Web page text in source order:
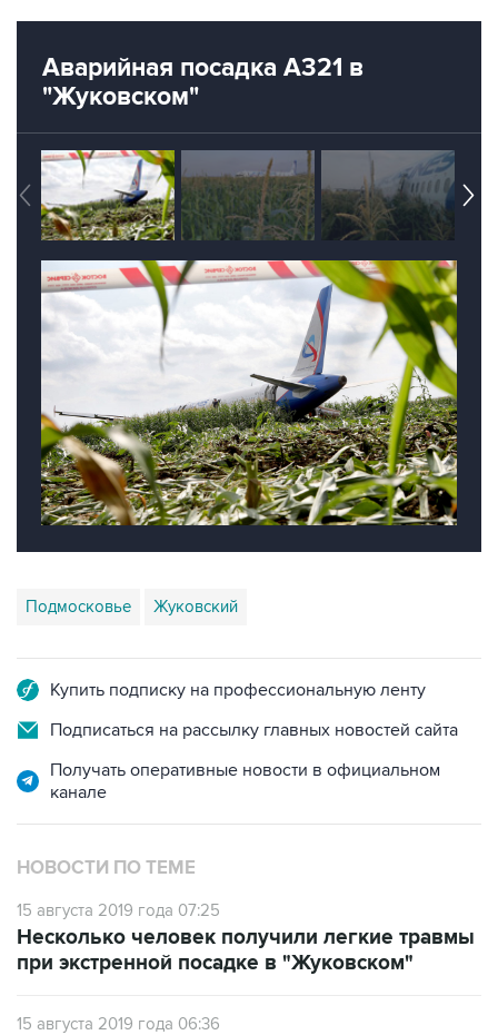
Аварийная посадка А321 в
"Жуковском"
Подмосковье Жуковский
Купить подписку на профессиональную ленту
Подписаться на рассылку главных новостей сайта
Получать оперативные новости в официальном
канале
НОВОСТИ ПО ТЕМЕ
15 августа 2019 года 07:25
Несколько человек получили легкие травмы
при экстренной посадке в "Жуковском"
15 августа 2019 года 06:36